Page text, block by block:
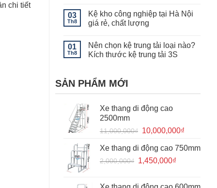
chi tiết
ý
khi
sử
kho
lạnh
kệ
khuôn
mẫu
bình
luận
ở
vải
hạng
nặng
cho
kho
để
tại
Đông,
Hà
03
Th8
Kệ kho công nghiệp tại Hà Nội
giá rẻ, chất lượng
bình
luận
ở
công
nghiệp
Hà
giá
chất
lượng
01
Th8
Nên chọn kệ trung tải loại nào?
Kích thước kệ trung tải 3S
bình
luận
Nên
kệ
tải
loại
thước
kệ
trung
3S
SẢN PHẨM MỚI
Xe thang di động cao
2500mm
11,000,000₫ Giá
là:
11,000,000₫.
10,000,000₫
tại
Xe thang di động cao 750mm
2,000,000₫ Giá
1,450,000₫